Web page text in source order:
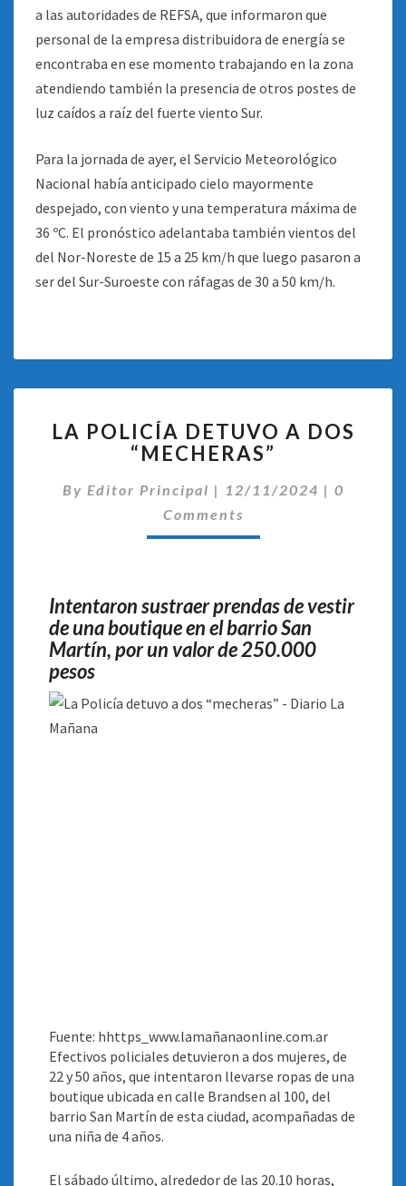
a las autoridades de REFSA, que informaron que
personal de la empresa distribuidora de energía se
encontraba en ese momento trabajando en la zona
atendiendo también la presencia de otros postes de
luz caídos a raíz del fuerte viento Sur.
Para la jornada de ayer, el Servicio Meteorológico
Nacional había anticipado cielo mayormente
despejado, con viento y una temperatura máxima de
36 ºC. El pronóstico adelantaba también vientos del
del Nor-Noreste de 15 a 25 km/h que luego pasaron a
ser del Sur-Suroeste con ráfagas de 30 a 50 km/h.
POLICÍA
DETUVO
DOS
“MECHERAS”
LA POLICÍA DETUVO A DOS
“MECHERAS”
By Editor Principal | 12/11/2024 | 0
Comments
Intentaron sustraer prendas de vestir
de una boutique en el barrio San
Martín, por un valor de 250.000
pesos
Fuente: hhttps_www.lamañanaonline.com.ar
Efectivos policiales detuvieron a dos mujeres, de
22 y 50 años, que intentaron llevarse ropas de una
boutique ubicada en calle Brandsen al 100, del
barrio San Martín de esta ciudad, acompañadas de
una niña de 4 años.
El sábado último, alrededor de las 20.10 horas,